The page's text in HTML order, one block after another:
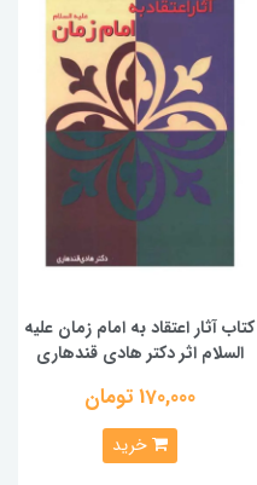
کتاب آثار اعتقاد به امام زمان علیه
السلام اثر دکتر هادی قندهاری
170,000 تومان
خرید